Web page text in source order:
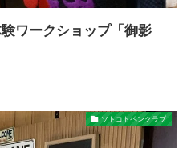
ワークショップ「御影
ソトコトペンクラブ